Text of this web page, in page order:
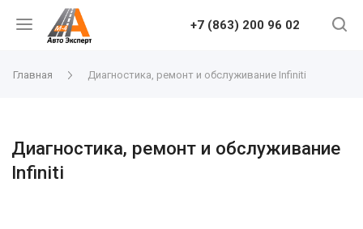
+7 (863) 200 96 02
Главная Диагностика, ремонт и обслуживание Infiniti
Диагностика, ремонт и обслуживание
Infiniti